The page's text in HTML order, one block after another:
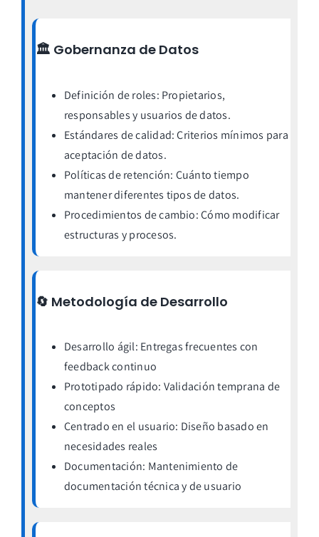
🏛️ Gobernanza de Datos
Definición de roles: Propietarios,
responsables y usuarios de datos.
Estándares de calidad: Criterios mínimos para
aceptación de datos.
Políticas de retención: Cuánto tiempo
mantener diferentes tipos de datos.
Procedimientos de cambio: Cómo modificar
estructuras y procesos.
🔄 Metodología de Desarrollo
Desarrollo ágil: Entregas frecuentes con
feedback continuo
Prototipado rápido: Validación temprana de
conceptos
Centrado en el usuario: Diseño basado en
necesidades reales
Documentación: Mantenimiento de
documentación técnica y de usuario